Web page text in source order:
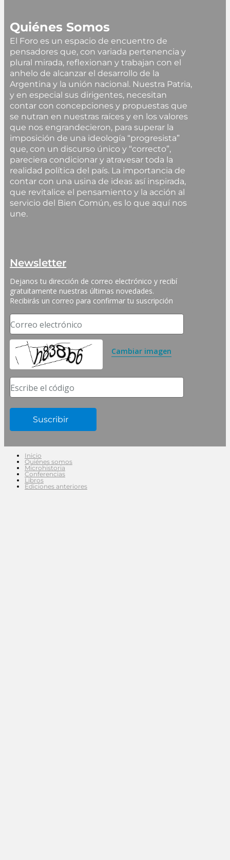
Quiénes Somos
El Foro es un espacio de encuentro de
pensadores que, con variada pertenencia y
plural mirada, reflexionan y trabajan con el
anhelo de alcanzar el desarrollo de la
Argentina y la unión nacional. Nuestra Patria,
y en especial sus dirigentes, necesitan
contar con concepciones y propuestas que
se nutran en nuestras raíces y en los valores
que nos engrandecieron, para superar la
imposición de una ideología “progresista”
que, con un discurso único y “correcto”,
pareciera condicionar y atravesar toda la
realidad política del país. La importancia de
contar con una usina de ideas así inspirada,
que revitalice el pensamiento y la acción al
servicio del Bien Común, es lo que aquí nos
une.
Newsletter
Dejanos tu dirección de correo electrónico y recibí
gratuitamente nuestras últimas novedades.
Recibirás un correo para confirmar tu suscripción
Correo electrónico
Cambiar imagen
Escribe el código
Inicio
Quiénes somos
Microhistoria
Conferencias
Libros
Ediciones anteriores